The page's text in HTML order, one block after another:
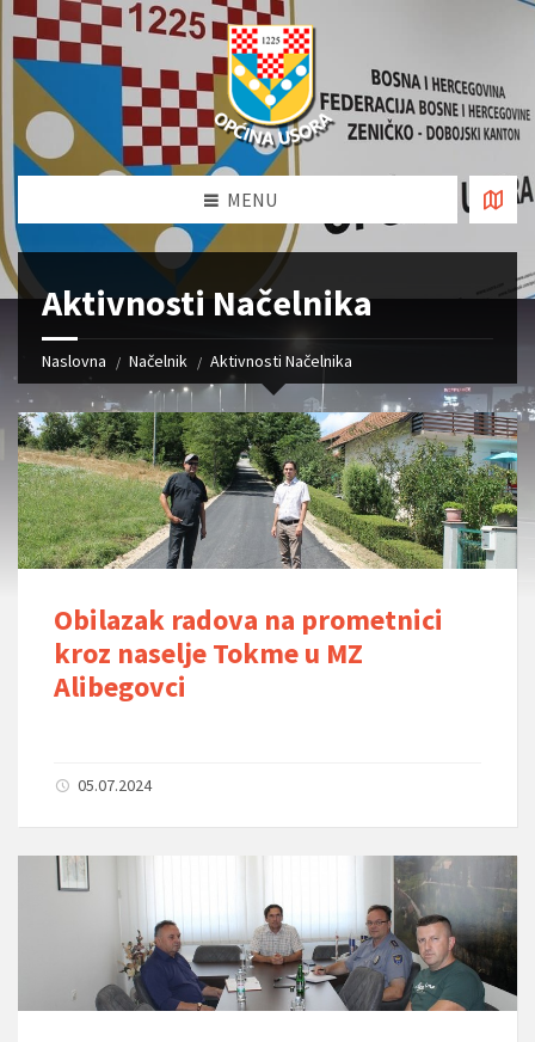
MENU
Aktivnosti Načelnika
Naslovna Načelnik Aktivnosti Načelnika
Obilazak radova na prometnici
kroz naselje Tokme u MZ
Alibegovci
05.07.2024